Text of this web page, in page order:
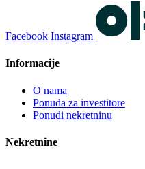
Facebook Instagram
Informacije
O nama
Ponuda za investitore
Ponudi nekretninu
Nekretnine